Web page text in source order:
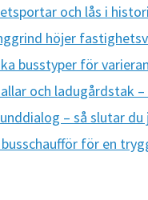
och lås i
höjer
busstyper för
och ladugårdstak
– så slutar
för en